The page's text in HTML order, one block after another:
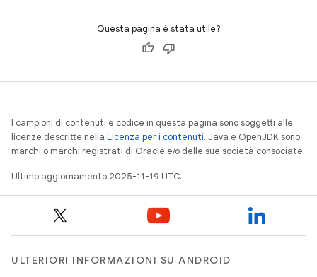
Questa pagina è stata utile?
I campioni di contenuti e codice in questa pagina sono soggetti alle
licenze descritte nella Licenza per i contenuti. Java e OpenJDK sono
marchi o marchi registrati di Oracle e/o delle sue società consociate.
Ultimo aggiornamento 2025-11-19 UTC.
ULTERIORI INFORMAZIONI SU ANDROID